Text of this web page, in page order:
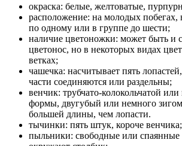
окраска: белые, желтоватые,
расположение: на молодых побегах,
по одному или в группе до шести;
наличие цветоножки: может быть и
цветонос, но в некоторых видах
ветках;
чашечка: насчитывает пять
части соединяются или раздельны;
венчик: трубчато-колокольчатой
формы, двугубый или немного
большей длины, чем лопасти.
тычинки: пять штук, короче венчика;
пыльники: свободные или